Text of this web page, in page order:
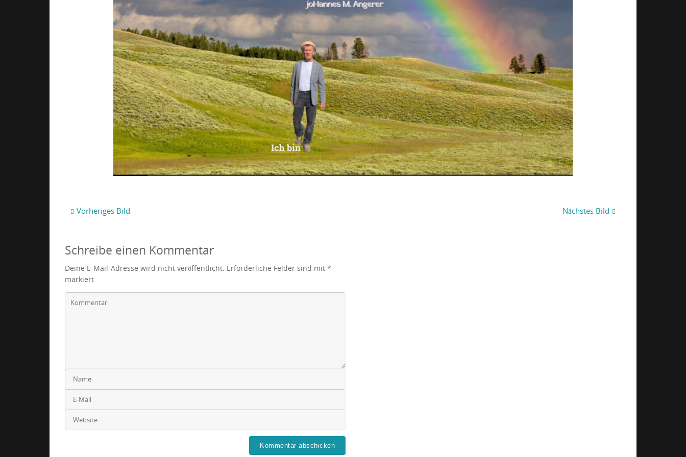
Vorheriges Bild Nächstes Bild
Schreibe einen Kommentar
Deine E-Mail-Adresse wird nicht veröffentlicht. Erforderliche Felder sind mit *
markiert